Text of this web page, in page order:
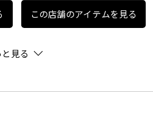
この店舗のアイテムを見る
見る